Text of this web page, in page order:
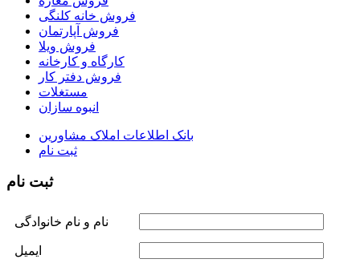
فروش خانه کلنگی
فروش آپارتمان
فروش ویلا
کارگاه و کارخانه
فروش دفتر کار
مستغلات
انبوه سازان
بانک اطلاعات املاک مشاورين
ثبت نام
ثبت نام
نام و نام خانوادگی
ايميل